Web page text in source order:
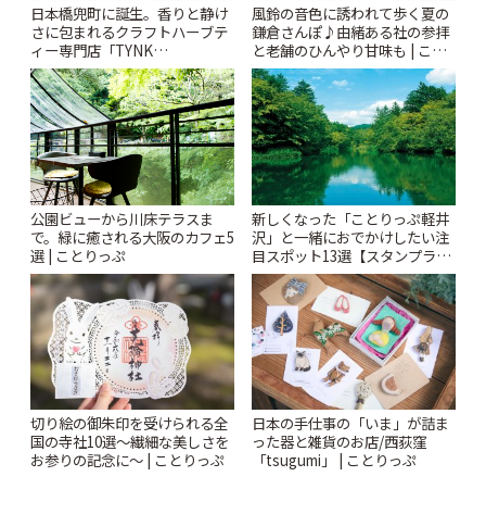
日本橋兜町に誕生。香りと静け
さに包まれるクラフトハーブテ
ィー専門店「TYNK
Kabutocho」 | ことりっぷ
風鈴の音色に誘われて歩く夏の
鎌倉さんぽ♪由緒ある社の参拝
と老舗のひんやり甘味も | こと
りっぷ
公園ビューから川床テラスま
で。緑に癒される大阪のカフェ5
選 | ことりっぷ
新しくなった「ことりっぷ軽井
沢」と一緒におでかけしたい注
目スポット13選【スタンプラリ
ー開催中】 | ことりっぷ
切り絵の御朱印を受けられる全
国の寺社10選〜繊細な美しさを
お参りの記念に〜 | ことりっぷ
日本の手仕事の「いま」が詰ま
った器と雑貨のお店/西荻窪
「tsugumi」 | ことりっぷ